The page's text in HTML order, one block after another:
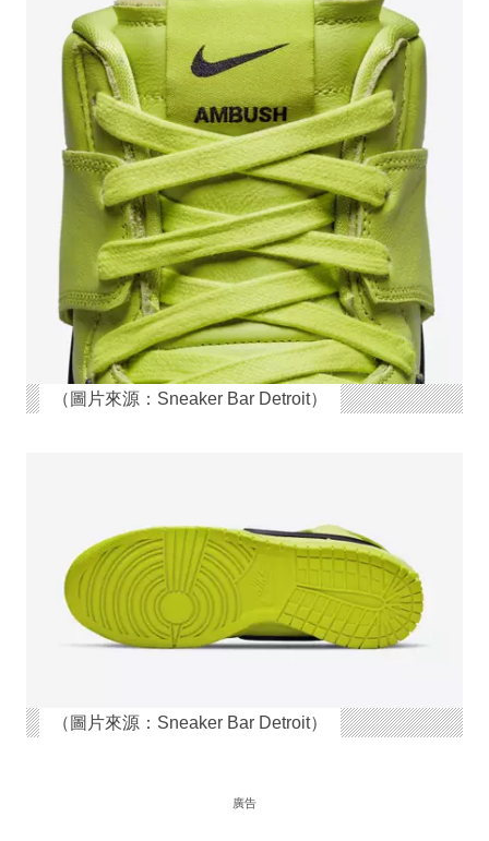
（圖片來源：Sneaker Bar Detroit）
（圖片來源：Sneaker Bar Detroit）
廣告